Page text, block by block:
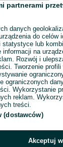
/ SMS
partnerami
danych
do celów
statystyce lub
informacji na
Rozwój i
Tworzenie
ograniczonych
Wykorzystanie
reklam.
treści.
(dostawców)
Akceptuj